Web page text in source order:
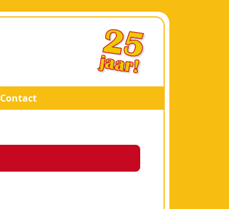
Contact